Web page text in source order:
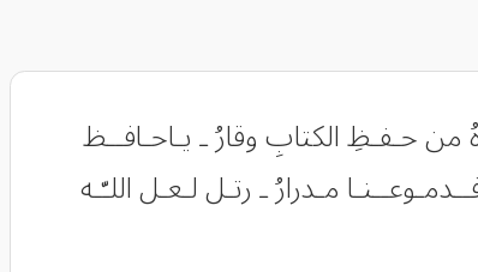
من حـفـظِ الكتابِ وقارُ ـ يـاحـافــظ
مـدرارُ ـ رتـل لـعـل اللـّـه